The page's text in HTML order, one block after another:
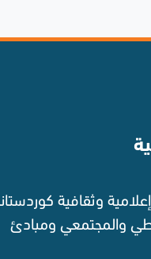
وثقافية
والمجتمعي ومبادئ